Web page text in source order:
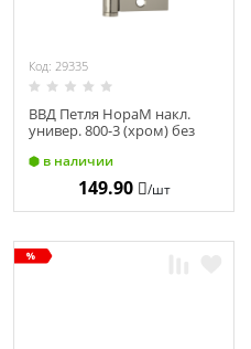
Код: 29335
ВВД Петля НораМ накл.
универ. 800-3 (хром) без
в наличии
149.90 /шт